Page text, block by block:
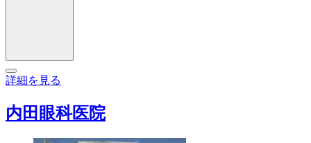
詳細を見る
内田眼科医院